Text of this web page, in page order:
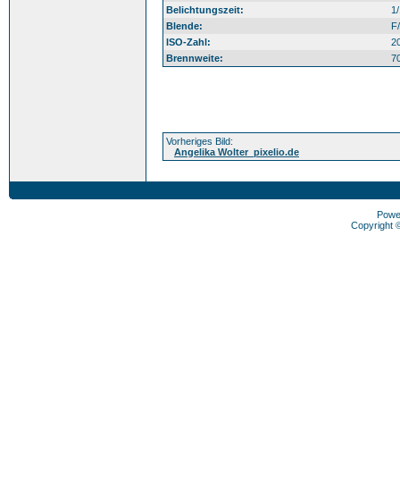
Belichtungszeit:
Blende:
ISO-Zahl:
Brennweite:
Vorheriges Bild:
Angelika Wolter_pixelio.de
Copyright